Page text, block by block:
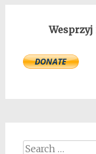
Wesprzyj
Search